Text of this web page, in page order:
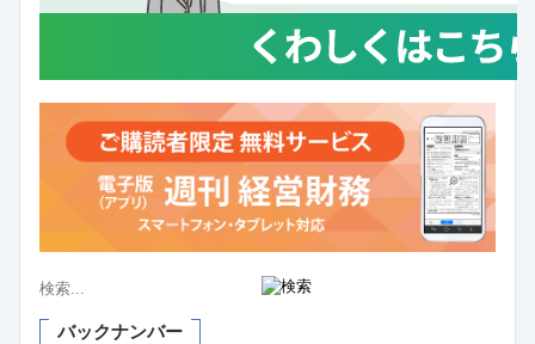
バックナンバー